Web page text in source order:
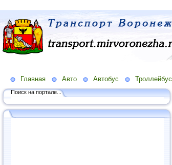
Главная Авто Автобус Троллейбус
Поиск на портале...